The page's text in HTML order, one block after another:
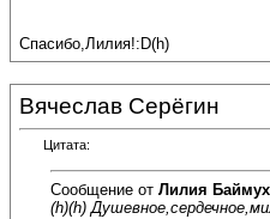
Спасибо,Лилия!:D(h)
Вячеслав Серёгин
Цитата:
Сообщение от Лилия
(h)(h)